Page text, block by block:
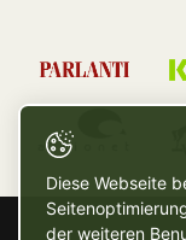
Diese Webseite
der weiteren